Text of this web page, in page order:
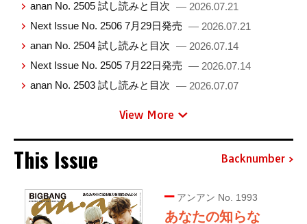
anan No. 2505 試し読みと目次 — 2026.07.21
Next Issue No. 2506 7月29日発売 — 2026.07.21
anan No. 2504 試し読みと目次 — 2026.07.14
Next Issue No. 2505 7月22日発売 — 2026.07.14
anan No. 2503 試し読みと目次 — 2026.07.07
View More
This Issue Backnumber
アンアン No. 1993
あなたの知らな